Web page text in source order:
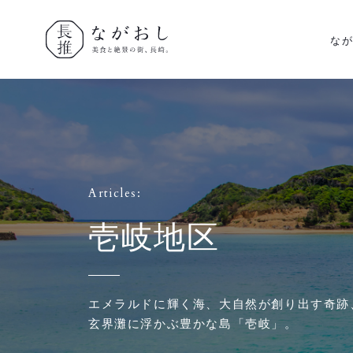
ながおし
美食と絶景
の街、長
崎。
な
Articles:
壱岐地区
エメラルドに輝く海、大自然が創り出す奇
玄界灘に浮かぶ豊かな島「壱岐」。